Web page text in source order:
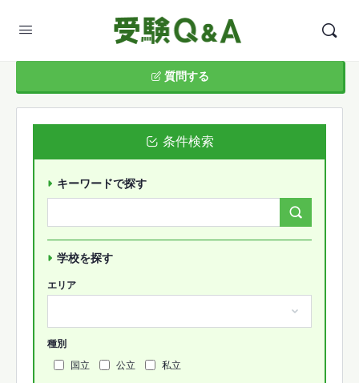
質問する
条件検索
キーワードで探す
学校を探す
エリア
種別
国立
公立 私立